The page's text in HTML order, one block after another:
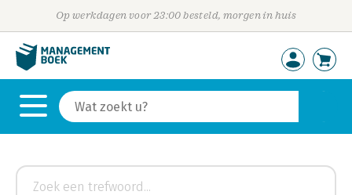
Op werkdagen voor 23:00 besteld, morgen in huis